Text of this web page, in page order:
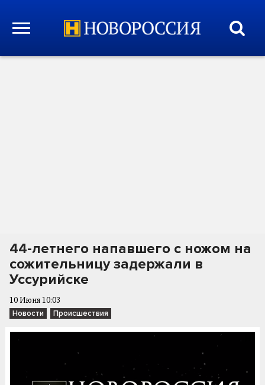
44-летнего напавшего с ножом на
сожительницу задержали в
Уссурийске
10 Июня 10:03
Новости Происшествия